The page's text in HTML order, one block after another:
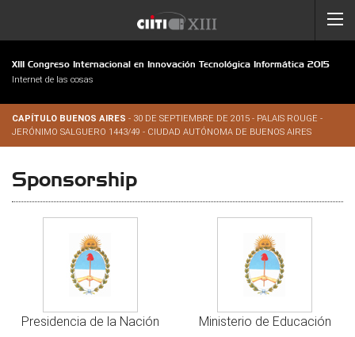
XIII Congreso Internacional en Innovación Tecnológica Informática 2015
Internet de las cosas
CAPÍTULO BUENOS AIRES - 30 DE SEPTIEMBRE DE 2015 - PALAIS ROUGE -
JERÓNIMO SALGUERO 1443/49 - CIUDAD AUTÓNOMA DE BUENOS AIRES
Sponsorship
Presidencia de la Nación Ministerio de Educación